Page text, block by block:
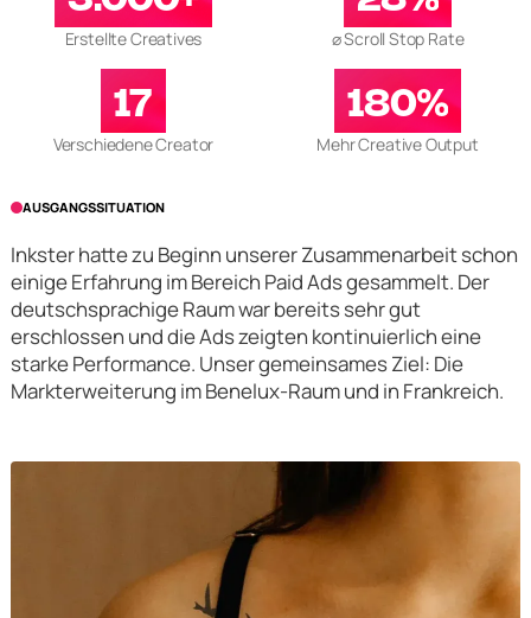
Erstellte Creatives ⌀ Scroll Stop Rate
17
Verschiedene Creator
180%
Mehr Creative Output
AUSGANGSSITUATION
Inkster hatte zu Beginn unserer Zusammenarbeit schon
einige Erfahrung im Bereich Paid Ads gesammelt. Der
deutschsprachige Raum war bereits sehr gut
erschlossen und die Ads zeigten kontinuierlich eine
starke Performance. Unser gemeinsames Ziel: Die
Markterweiterung im Benelux-Raum und in Frankreich.